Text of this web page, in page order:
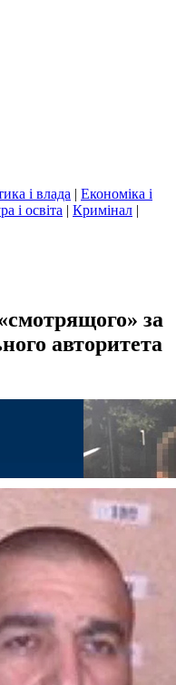
і влада | Економіка і
і освіта | Кримінал |
за
авторитета